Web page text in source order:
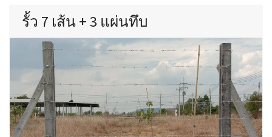
รั้ว 7 เส้น + 3 แผ่นทึบ